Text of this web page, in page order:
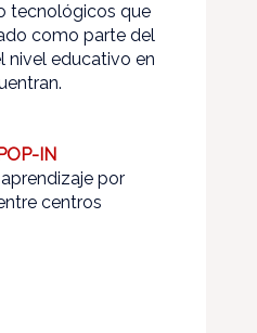
tecnológicos que
como parte del
nivel educativo en
IN
por
centros